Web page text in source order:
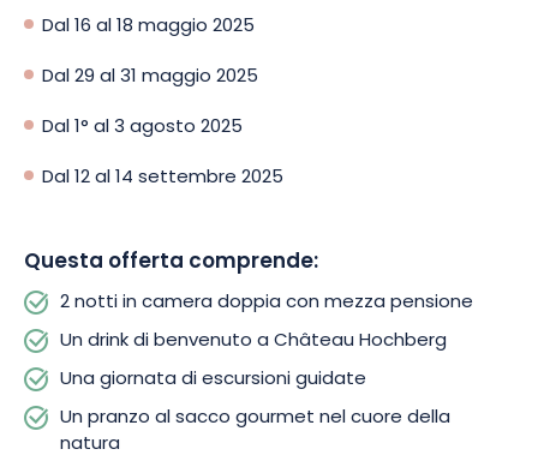
Dal 16 al 18 maggio 2025
Dal 29 al 31 maggio 2025
Dal 1° al 3 agosto 2025
Dal 12 al 14 settembre 2025
Questa offerta comprende:
2 notti in camera doppia con mezza pensione
Un drink di benvenuto a Château Hochberg
Una giornata di escursioni guidate
Un pranzo al sacco gourmet nel cuore della
natura